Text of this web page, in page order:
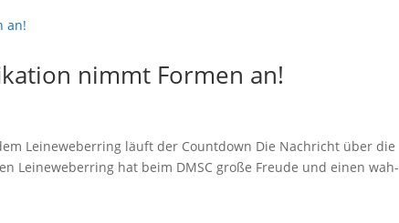
nimmt Formen an!
Lei­ne­we­ber­ring läuft der Countdown Die Nach­richt über die
Lei­ne­we­ber­ring hat beim DMSC gro­ße Freu­de und einen wah­